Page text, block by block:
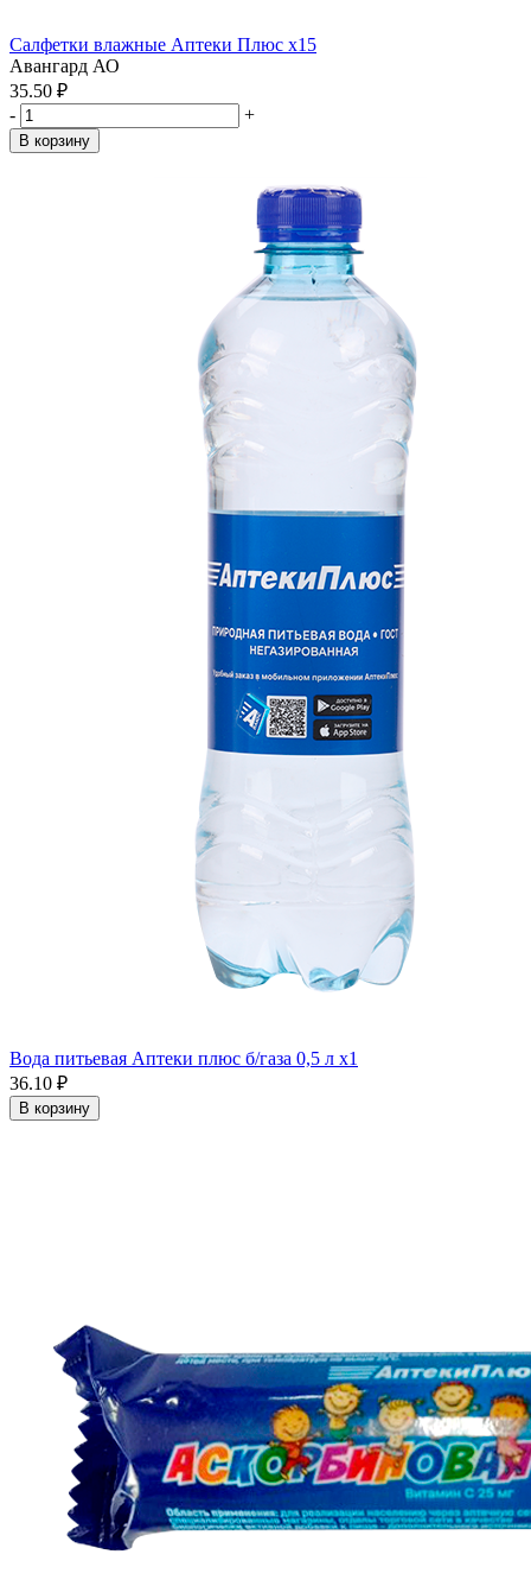
Салфетки влажные Аптеки Плюс x15
Авангард АО
35.50 ₽
-
+
В корзину
Вода питьевая Аптеки плюс б/газа 0,5 л x1
36.10 ₽
В корзину